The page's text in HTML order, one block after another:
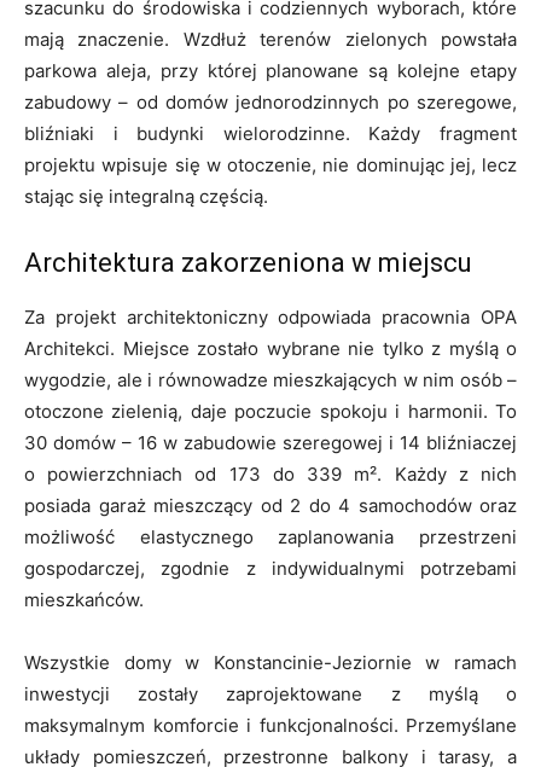
szacunku do środowiska i codziennych wyborach, które
mają znaczenie. Wzdłuż terenów zielonych powstała
parkowa aleja, przy której planowane są kolejne etapy
zabudowy – od domów jednorodzinnych po szeregowe,
bliźniaki i budynki wielorodzinne. Każdy fragment
projektu wpisuje się w otoczenie, nie dominując jej, lecz
stając się integralną częścią.
Architektura zakorzeniona w miejscu
Za projekt architektoniczny odpowiada pracownia OPA
Architekci. Miejsce zostało wybrane nie tylko z myślą o
wygodzie, ale i równowadze mieszkających w nim osób –
otoczone zielenią, daje poczucie spokoju i harmonii. To
30 domów – 16 w zabudowie szeregowej i 14 bliźniaczej
o powierzchniach od 173 do 339 m². Każdy z nich
posiada garaż mieszczący od 2 do 4 samochodów oraz
możliwość elastycznego zaplanowania przestrzeni
gospodarczej, zgodnie z indywidualnymi potrzebami
mieszkańców.
Wszystkie domy w Konstancinie-Jeziornie w ramach
inwestycji zostały zaprojektowane z myślą o
maksymalnym komforcie i funkcjonalności. Przemyślane
układy pomieszczeń, przestronne balkony i tarasy, a